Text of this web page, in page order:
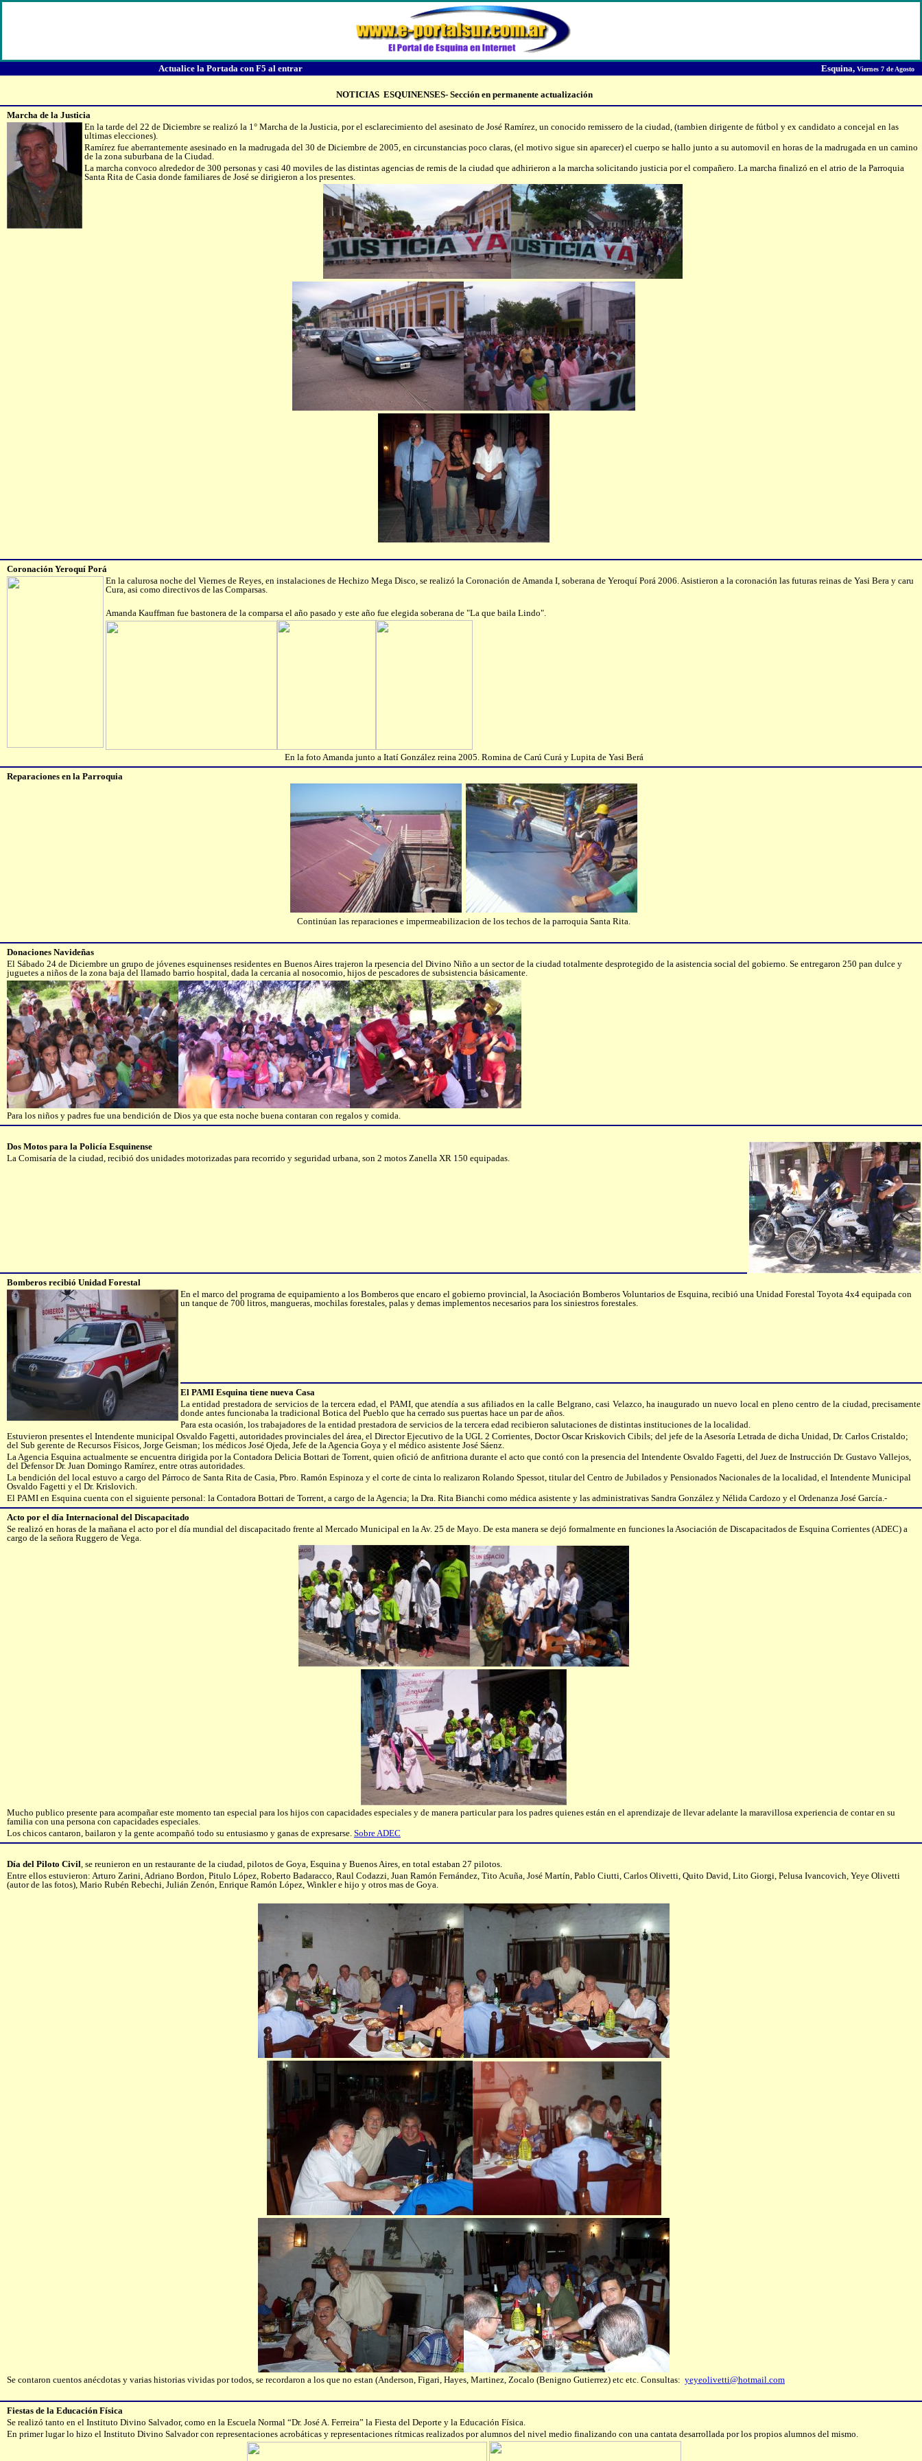
Actualice la Portada con F5 al entrar Esquina, Viernes 7 de Agosto
NOTICIAS ESQUINENSES- Sección en permanente actualización
Marcha de la Justicia
En la tarde del 22 de Diciembre se realizó la 1° Marcha de la Justicia, por el esclarecimiento del asesinato de José Ramírez, un conocido remissero de la ciudad, (tambien dirigente de fútbol y ex candidato a concejal en las
ultimas elecciones).
Ramírez fue aberrantemente asesinado en la madrugada del 30 de Diciembre de 2005, en circunstancias poco claras, (el motivo sigue sin aparecer) el cuerpo se hallo junto a su automovil en horas de la madrugada en un camino
de la zona suburbana de la Ciudad.
La marcha convoco alrededor de 300 personas y casi 40 moviles de las distintas agencias de remis de la ciudad que adhirieron a la marcha solicitando justicia por el compañero. La marcha finalizó en el atrio de la Parroquia
Santa Rita de Casia donde familiares de José se dirigieron a los presentes.
Coronación Yeroquí Porá
En la calurosa noche del Viernes de Reyes, en instalaciones de Hechizo Mega Disco, se realizó la Coronación de Amanda I, soberana de Yeroquí Porá 2006. Asistieron a la coronación las futuras reinas de Yasi Bera y caru
Cura, asi como directivos de las Comparsas.
Amanda Kauffman fue bastonera de la comparsa el año pasado y este año fue elegida soberana de "La que baila Lindo".
En la foto Amanda junto a Itatí González reina 2005. Romina de Carú Curá y Lupita de Yasi Berá
Reparaciones en la Parroquia
Continúan las reparaciones e impermeabilizacion de los techos de la parroquia Santa Rita.
Donaciones Navideñas
El Sábado 24 de Diciembre un grupo de jóvenes esquinenses residentes en Buenos Aires trajeron la rpesencia del Divino Niño a un sector de la ciudad totalmente desprotegido de la asistencia social del gobierno. Se entregaron 250 pan dulce y
juguetes a niños de la zona baja del llamado barrio hospital, dada la cercania al nosocomio, hijos de pescadores de subsistencia básicamente.
Para los niños y padres fue una bendición de Dios ya que esta noche buena contaran con regalos y comida.
Dos Motos para la Policía Esquinense
La Comisaría de la ciudad, recibió dos unidades motorizadas para recorrido y seguridad urbana, son 2 motos Zanella XR 150 equipadas.
Bomberos recibió Unidad Forestal
En el marco del programa de equipamiento a los Bomberos que encaro el gobierno provincial, la Asociación Bomberos Voluntarios de Esquina, recibió una Unidad Forestal Toyota 4x4 equipada con
un tanque de 700 litros, mangueras, mochilas forestales, palas y demas implementos necesarios para los siniestros forestales.
El PAMI Esquina tiene nueva Casa
La entidad prestadora de servicios de la tercera edad, el PAMI, que atendía a sus afiliados en la calle Belgrano, casi Velazco, ha inaugurado un nuevo local en pleno centro de la ciudad, precisamente
donde antes funcionaba la tradicional Botica del Pueblo que ha cerrado sus puertas hace un par de años.
Para esta ocasión, los trabajadores de la entidad prestadora de servicios de la tercera edad recibieron salutaciones de distintas instituciones de la localidad.
Estuvieron presentes el Intendente municipal Osvaldo Fagetti, autoridades provinciales del área, el Director Ejecutivo de la UGL 2 Corrientes, Doctor Oscar Kriskovich Cibils; del jefe de la Asesoría Letrada de dicha Unidad, Dr. Carlos Cristaldo;
del Sub gerente de Recursos Físicos, Jorge Geisman; los médicos José Ojeda, Jefe de la Agencia Goya y el médico asistente José Sáenz.
La Agencia Esquina actualmente se encuentra dirigida por la Contadora Delicia Bottari de Torrent, quien ofició de anfitriona durante el acto que contó con la presencia del Intendente Osvaldo Fagetti, del Juez de Instrucción Dr. Gustavo Vallejos,
del Defensor Dr. Juan Domingo Ramírez, entre otras autoridades.
La bendición del local estuvo a cargo del Párroco de Santa Rita de Casia, Pbro. Ramón Espinoza y el corte de cinta lo realizaron Rolando Spessot, titular del Centro de Jubilados y Pensionados Nacionales de la localidad, el Intendente Municipal
Osvaldo Fagetti y el Dr. Krislovich.
El PAMI en Esquina cuenta con el siguiente personal: la Contadora Bottari de Torrent, a cargo de la Agencia; la Dra. Rita Bianchi como médica asistente y las administrativas Sandra González y Nélida Cardozo y el Ordenanza José García.-
Acto por el día Internacional del Discapacitado
Se realizó en horas de la mañana el acto por el día mundial del discapacitado frente al Mercado Municipal en la Av. 25 de Mayo. De esta manera se dejó formalmente en funciones la Asociación de Discapacitados de Esquina Corrientes (ADEC) a
cargo de la señora Ruggero de Vega.
Mucho publico presente para acompañar este momento tan especial para los hijos con capacidades especiales y de manera particular para los padres quienes están en el aprendizaje de llevar adelante la maravillosa experiencia de contar en su
familia con una persona con capacidades especiales.
Los chicos cantaron, bailaron y la gente acompañó todo su entusiasmo y ganas de expresarse. Sobre ADEC
Día del Piloto Civil, se reunieron en un restaurante de la ciudad, pilotos de Goya, Esquina y Buenos Aires, en total estaban 27 pilotos.
Entre ellos estuvieron: Arturo Zarini, Adriano Bordon, Pitulo López, Roberto Badaracco, Raul Codazzi, Juan Ramón Fernández, Tito Acuña, José Martín, Pablo Ciutti, Carlos Olivetti, Quito David, Lito Giorgi, Pelusa Ivancovich, Yeye Olivetti
(autor de las fotos), Mario Rubén Rebechi, Julián Zenón, Enrique Ramón López, Winkler e hijo y otros mas de Goya.
Se contaron cuentos anécdotas y varias historias vividas por todos, se recordaron a los que no estan (Anderson, Figari, Hayes, Martinez, Zocalo (Benigno Gutierrez) etc etc. Consultas: yeyeolivetti@hotmail.com
Fiestas de la Educación Física
Se realizó tanto en el Instituto Divino Salvador, como en la Escuela Normal “Dr. José A. Ferreira” la Fiesta del Deporte y la Educación Física.
En primer lugar lo hizo el Instituto Divino Salvador con representaciones acrobáticas y representaciones rítmicas realizados por alumnos del nivel medio finalizando con una cantata desarrollada por los propios alumnos del mismo.